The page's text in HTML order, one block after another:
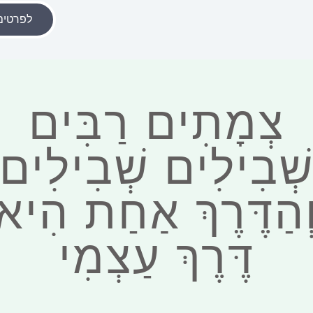
צְמָתִים רַבִּים
שְׁבִילִים
אַחַת
דֶּרֶךְ עַצְמִי